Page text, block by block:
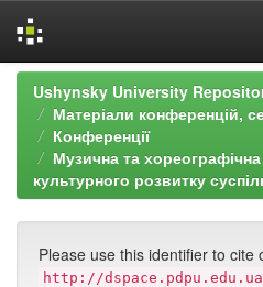
Skip
navigation
Ushynsky University
Матеріали конференцій,
Конференції
Музична та хореографічна
культурного розвитку
Please use this identifier to cite
http://